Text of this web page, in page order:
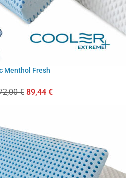
Menthol Fresh
€ 89,44 €